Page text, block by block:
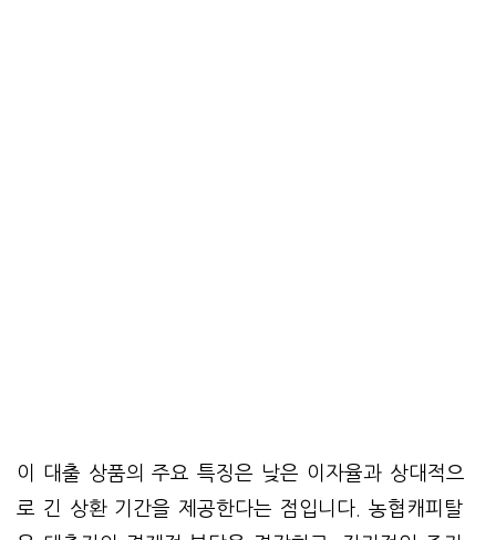
이 대출 상품의 주요 특징은 낮은 이자율과 상대적으
로 긴 상환 기간을 제공한다는 점입니다. 농협캐피탈